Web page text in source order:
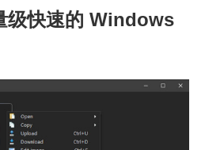
级快速的 Windows